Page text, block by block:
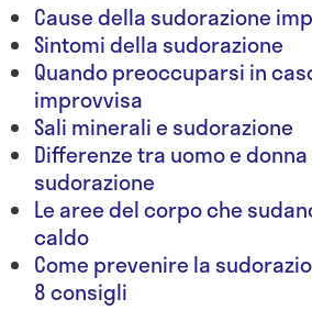
Cause della sudorazione
Sintomi della sudorazione
Quando preoccuparsi in
improvvisa
Sali minerali e sudorazione
Differenze tra uomo e
sudorazione
Le aree del corpo che
caldo
Come prevenire la
8 consigli